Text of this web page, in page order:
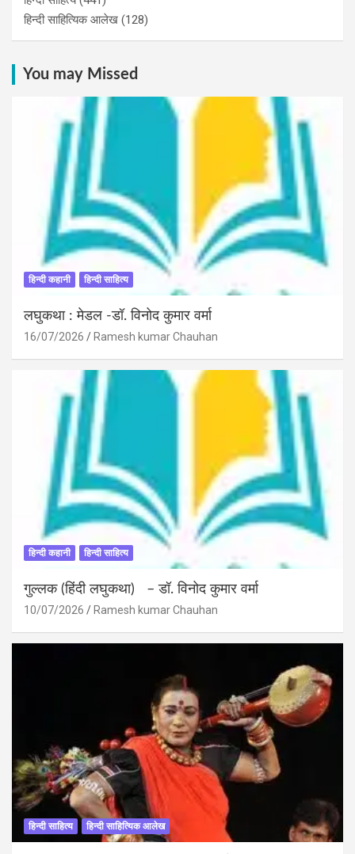
हिन्दी साहित्यिक आलेख (128)
You may Missed
हिन्दी कहानी हिन्दी साहित्य
लघुकथा : मेडल -डॉ. विनोद कुमार वर्मा
16/07/2026 Ramesh kumar Chauhan
हिन्दी कहानी हिन्दी साहित्य
गुल्लक (हिंदी लघुकथा) – डॉ. विनोद कुमार वर्मा
10/07/2026 Ramesh kumar Chauhan
हिन्दी साहित्य हिन्दी साहित्यिक आलेख